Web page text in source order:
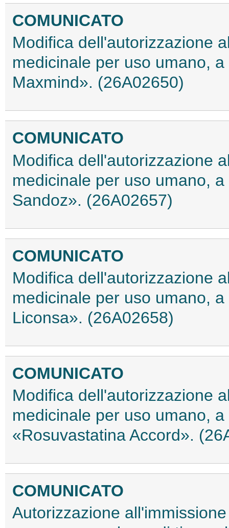
COMUNICATO
Modifica dell'autorizzazione
medicinale per uso umano,
Maxmind». (26A02650)
COMUNICATO
Modifica dell'autorizzazione
medicinale per uso umano,
Sandoz». (26A02657)
COMUNICATO
Modifica dell'autorizzazione
medicinale per uso umano,
Liconsa». (26A02658)
COMUNICATO
Modifica dell'autorizzazione
medicinale per uso umano,
«Rosuvastatina Accord».
COMUNICATO
Autorizzazione